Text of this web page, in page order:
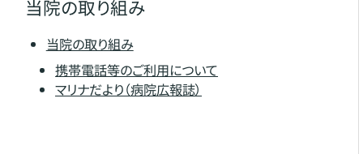
当院の取り組み
当院の取り組み
携帯電話等のご利用について
マリナだより（病院広報誌）